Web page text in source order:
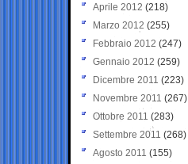
Aprile 2012 (218)
Marzo 2012 (255)
Febbraio 2012 (247)
Gennaio 2012 (259)
Dicembre 2011 (223)
Novembre 2011 (267)
Ottobre 2011 (283)
Settembre 2011 (268)
Agosto 2011 (155)